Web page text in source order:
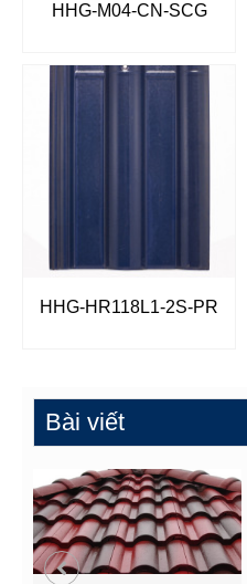
HHG-M04-CN-SCG
HHG-HR118L1-2S-PR
Bài viết